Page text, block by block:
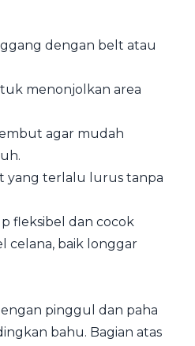
dengan belt atau
menonjolkan area
agar mudah
yang terlalu lurus tanpa
fleksibel dan cocok
celana, baik longgar
pinggul dan paha
bahu. Bagian atas